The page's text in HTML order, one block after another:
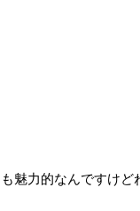
魅力的なんですけど